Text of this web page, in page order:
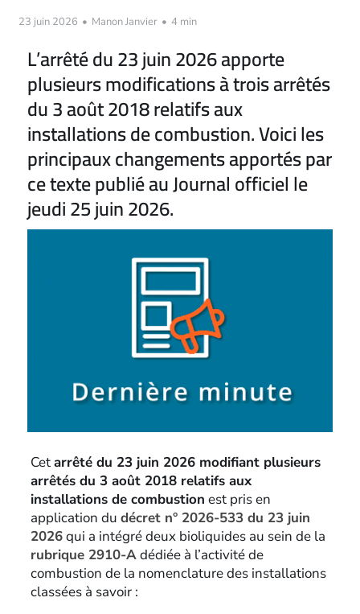
23 juin 2026 • Manon Janvier • 4 min
L’arrêté du 23 juin 2026 apporte
plusieurs modifications à trois arrêtés
du 3 août 2018 relatifs aux
installations de combustion. Voici les
principaux changements apportés par
ce texte publié au Journal officiel le
jeudi 25 juin 2026.
Cetarrêté du 23 juin 2026 modifiant plusieurs
arrêtés du 3 août 2018 relatifs aux
installations de combustion est pris en
application du décret n° 2026-533 du 23 juin
2026qui a intégré deux bioliquides au sein de la
rubrique 2910-Adédiée à l’activité de
combustion de la nomenclature des installations
classées à savoir :